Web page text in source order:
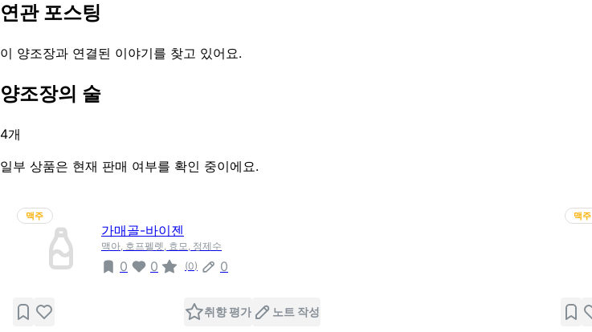
연관 포스팅
이 양조장과 연결된 이야기를 찾고 있어요.
양조장의 술
4개
일부 상품은 현재 판매 여부를 확인 중이에요.
맥주
가매골-바이젠
맥아, 호프펠렛, 효모, 정제수
0 0 (0) 0
취향 평가 노트 작성
맥주